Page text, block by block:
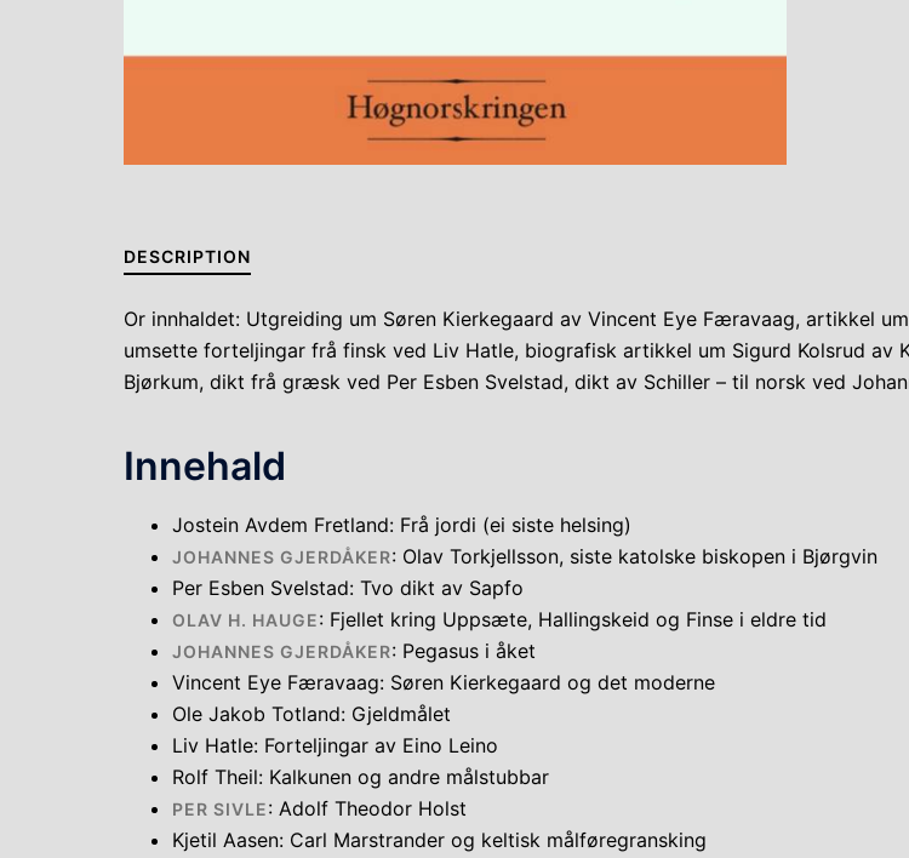
DESCRIPTION
Or innhaldet: Utgreiding um Søren Kierkegaard av Vincent Eye Færavaag, artikkel
umsette forteljingar frå finsk ved Liv Hatle, biografisk artikkel um Sigurd Kolsrud av
Bjørkum, dikt frå græsk ved Per Esben Svelstad, dikt av Schiller – til norsk ved
Innehald
Jostein Avdem Fretland: Frå jordi (ei siste helsing)
JOHANNES GJERDÅKER: Olav Torkjellsson, siste katolske biskopen i Bjørgvin
Per Esben Svelstad: Tvo dikt av Sapfo
OLAV H. HAUGE: Fjellet kring Uppsæte, Hallingskeid og Finse i eldre tid
JOHANNES GJERDÅKER: Pegasus i åket
Vincent Eye Færavaag: Søren Kierkegaard og det moderne
Ole Jakob Totland: Gjeldmålet
Liv Hatle: Forteljingar av Eino Leino
Rolf Theil: Kalkunen og andre målstubbar
PER SIVLE: Adolf Theodor Holst
Kjetil Aasen: Carl Marstrander og keltisk målføregransking